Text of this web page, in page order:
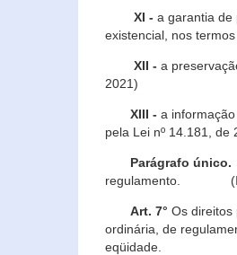
XI - a garantia de
existencial, nos
XII - a
2021)
XIII - a
pela Lei nº 14.181, de
Parágrafo único.
regulamento.
Art. 7° Os direitos
ordinária, de
eqüidade.